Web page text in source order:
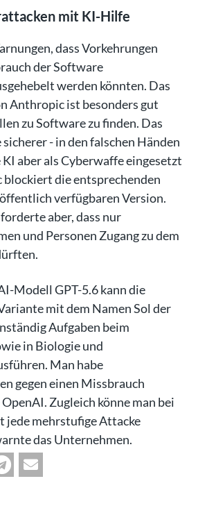
mit KI-Hilfe
dass Vorkehrungen
der Software
werden könnten. Das
Anthropic ist besonders gut
zu Software zu finden. Das
- in den falschen Händen
aber als Cyberwaffe eingesetzt
die entsprechenden
verfügbaren Version.
aber, dass nur
und Personen Zugang zu dem
Modell GPT-5.6 kann die
mit dem Namen Sol der
Aufgaben beim
in Biologie und
Man habe
gegen einen Missbrauch
Zugleich könne man bei
jede mehrstufige Attacke
das Unternehmen.